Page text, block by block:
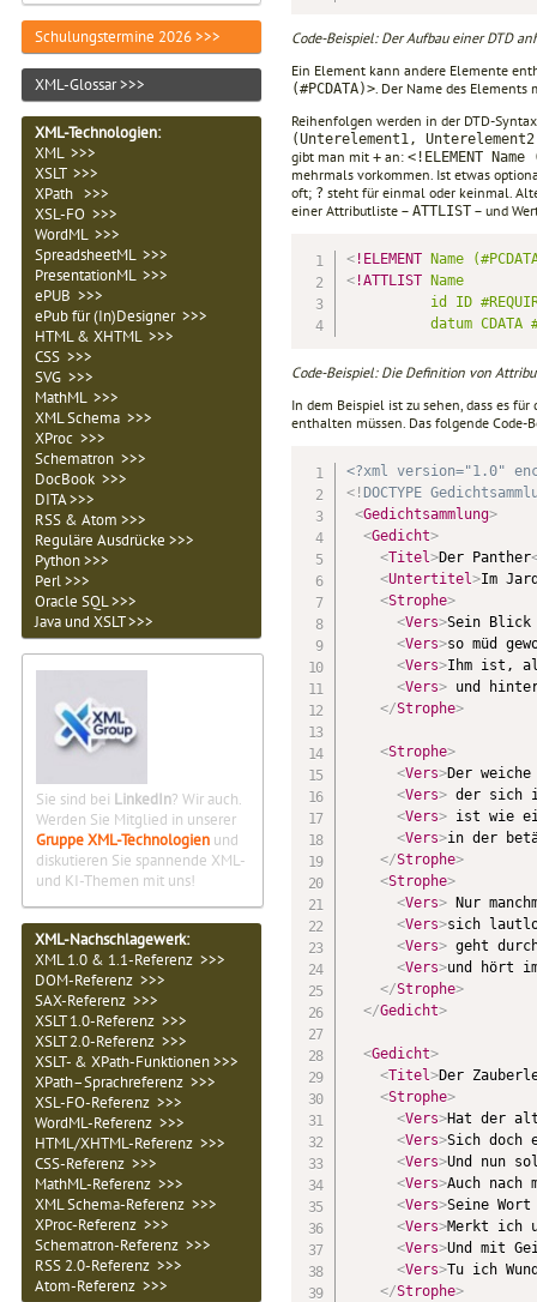
Schulungstermine 2026 >>>
XML-Glossar >>>
XML-Technologien:
XML >>>
XSLT >>>
XPath >>>
XSL-FO >>>
WordML >>>
SpreadsheetML >>>
PresentationML >>>
ePUB >>>
ePub für (In)Designer >>>
HTML & XHTML >>>
CSS >>>
SVG >>>
MathML >>>
XML Schema >>>
XProc >>>
Schematron >>>
DocBook >>>
DITA >>>
RSS & Atom >>>
Reguläre Ausdrücke >>>
Python >>>
Perl >>>
Oracle SQL >>>
Java und XSLT >>>
Sie sind bei LinkedIn? Wir auch.
Werden Sie Mitglied in unserer
Gruppe XML-Technologien und
diskutieren Sie spannende XML-
und KI-Themen mit uns!
XML-Nachschlagewerk:
XML 1.0 & 1.1-Referenz >>>
DOM-Referenz >>>
SAX-Referenz >>>
XSLT 1.0-Referenz >>>
XSLT 2.0-Referenz >>>
XSLT- & XPath-Funktionen >>>
XPath–Sprachreferenz >>>
XSL-FO-Referenz >>>
WordML-Referenz >>>
HTML/XHTML-Referenz >>>
CSS-Referenz >>>
MathML-Referenz >>>
XML Schema-Referenz >>>
XProc-Referenz >>>
Schematron-Referenz >>>
RSS 2.0-Referenz >>>
Atom-Referenz >>>
Code-Beispiel: Der Aufbau einer DTD
Ein Element kann andere Elemente
(#PCDATA)>. Der Name des Elements
Reihenfolgen werden in der DTD-
(Unterelement1,
gibt man mit + an: <!ELEMENT
mehrmals vorkommen. Ist etwas
oft; ? steht für einmal oder keinmal.
einer Attributliste – ATTLIST – und
<!ELEMENT Name
<!ATTLIST
Name
id
ID
datum CDATA
Code-Beispiel: Die Definition von
In dem Beispiel ist zu sehen, dass es
enthalten müssen. Das folgende Code-
<?xml version="1.0"
<! DOCTYPE
<Gedichtsammlung>
<Gedicht>
<Titel>Der Panther
<Untertitel>Im
<Strophe>
<Vers>Sein Blick
<Vers>so müd
<Vers>Ihm ist,
<Vers> und hinter
</Strophe>
<Strophe>
<Vers>Der
<Vers> der sich
<Vers> ist wie
<Vers>in der
</Strophe>
<Strophe>
<Vers> Nur
<Vers>sich
<Vers> geht
<Vers>und hört
</Strophe>
</Gedicht>
<Gedicht>
<Titel>Der
<Strophe>
<Vers>Hat der
<Vers>Sich doch
<Vers>Und nun
<Vers>Auch nach
<Vers>Seine Wort
<Vers>Merkt ich
<Vers>Und mit
<Vers>Tu ich
</Strophe>